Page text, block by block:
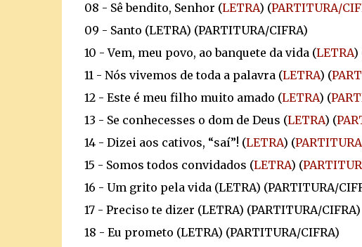
08 - Sê bendito, Senhor (LETRA) (PARTITURA/
09 - Santo (LETRA) (PARTITURA/CIFRA)
10 - Vem, meu povo, ao banquete da vida (LETRA)
11 - Nós vivemos de toda a palavra (LETRA) (
12 - Este é meu filho muito amado (LETRA) (
13 - Se conhecesses o dom de Deus (LETRA) (
14 - Dizei aos cativos, “saí”! (LETRA) (
15 - Somos todos convidados (LETRA) (
16 - Um grito pela vida (LETRA) (PARTITURA/
17 - Preciso te dizer (LETRA) (PARTITURA/CIFRA)
18 - Eu prometo (LETRA) (PARTITURA/CIFRA)